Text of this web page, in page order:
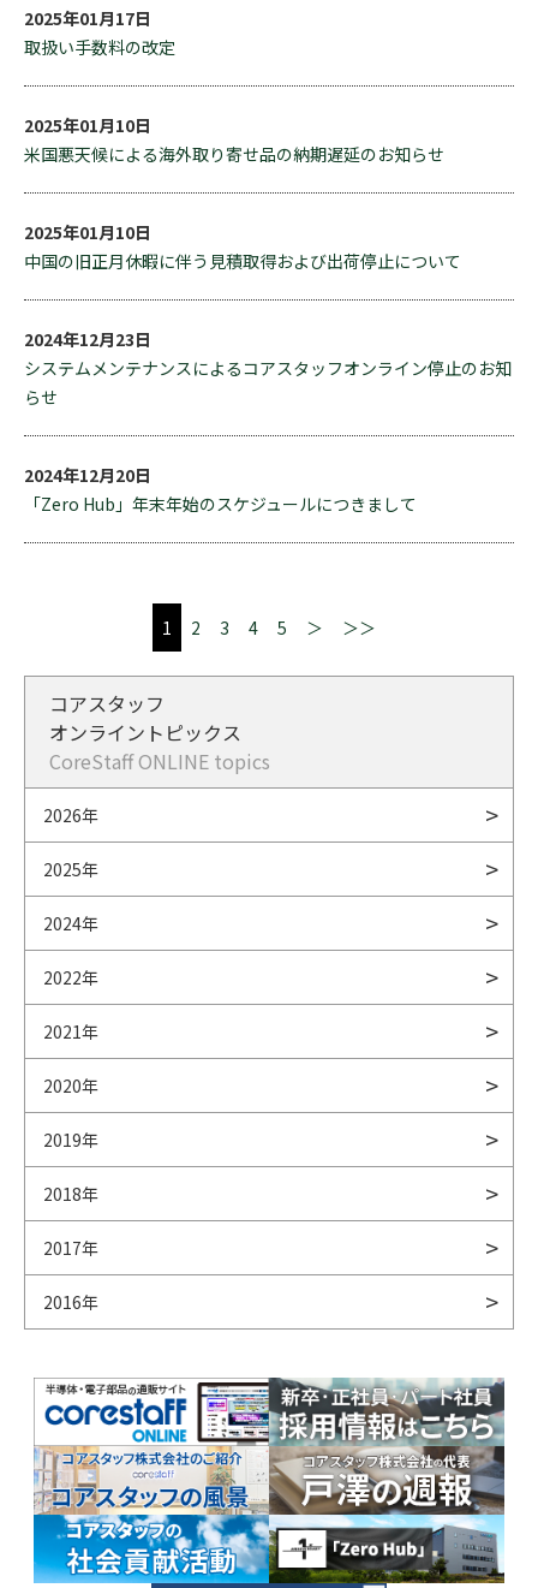
2025年01月17日
取扱い手数料の改定
2025年01月10日
米国悪天候による海外取り寄せ品の納期遅延のお知らせ
2025年01月10日
中国の旧正月休暇に伴う見積取得および出荷停止について
2024年12月23日
システムメンテナンスによるコアスタッフオンライン停止のお知
らせ
2024年12月20日
「Zero Hub」年末年始のスケジュールにつきまして
1 2 3 4 5 ＞ ＞＞
コアスタッフ
オンライントピックス
CoreStaff ONLINE topics
2026年
2025年
2024年
2022年
2021年
2020年
2019年
2018年
2017年
2016年